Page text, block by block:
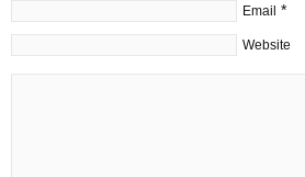
Email *
Website